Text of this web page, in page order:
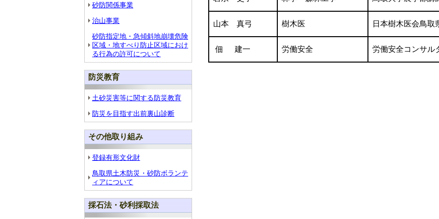
砂防関係事業
治山事業
砂防指定地・急傾斜地崩壊危険
区域・地すべり防止区域におけ
る行為の許可について
防災教育
土砂災害等に関する防災教育
防災を目指す出前裏山診断
その他取り組み
登録有形文化財
鳥取県土木防災・砂防ボランテ
ィアについて
採石法・砂利採取法
山本 真弓 樹木医 日本樹木医会鳥取
佃 建一 労働安全 労働安全コンサル